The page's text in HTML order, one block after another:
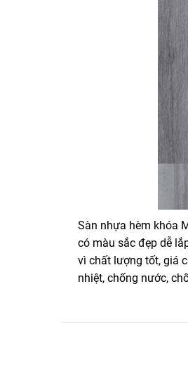
Sàn nhựa hèm khóa
có màu sắc đẹp dễ
vì chất lượng tốt, giá
nhiệt, chống nước,